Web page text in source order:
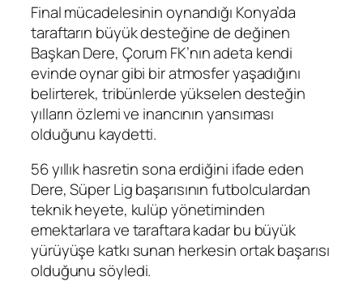
Final mücadelesinin oynandığı Konya’da
taraftarın büyük desteğine de değinen
Başkan Dere, Çorum FK’nın adeta kendi
evinde oynar gibi bir atmosfer yaşadığını
belirterek, tribünlerde yükselen desteğin
yılların özlemi ve inancının yansıması
olduğunu kaydetti.
56 yıllık hasretin sona erdiğini ifade eden
Dere, Süper Lig başarısının futbolculardan
teknik heyete, kulüp yönetiminden
emektarlara ve taraftara kadar bu büyük
yürüyüşe katkı sunan herkesin ortak başarısı
olduğunu söyledi.